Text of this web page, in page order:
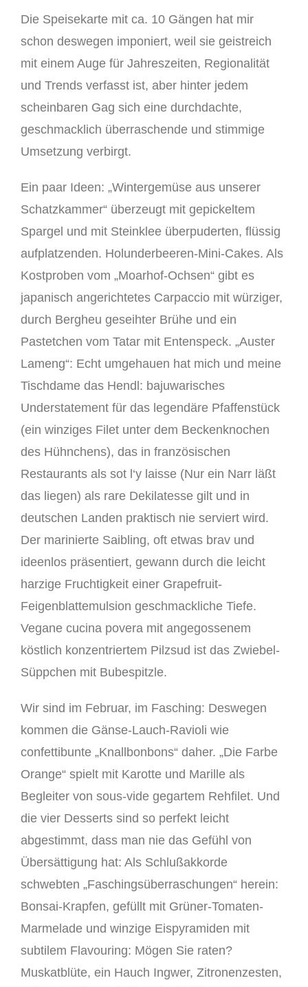
Die Speisekarte mit ca. 10 Gängen hat mir
schon deswegen imponiert, weil sie geistreich
mit einem Auge für Jahreszeiten, Regionalität
und Trends verfasst ist, aber hinter jedem
scheinbaren Gag sich eine durchdachte,
geschmacklich überraschende und stimmige
Umsetzung verbirgt.
Ein paar Ideen: „Wintergemüse aus unserer
Schatzkammer“ überzeugt mit gepickeltem
Spargel und mit Steinklee überpuderten, flüssig
aufplatzenden. Holunderbeeren-Mini-Cakes. Als
Kostproben vom „Moarhof-Ochsen“ gibt es
japanisch angerichtetes Carpaccio mit würziger,
durch Bergheu geseihter Brühe und ein
Pastetchen vom Tatar mit Entenspeck. „Auster
Lameng“: Echt umgehauen hat mich und meine
Tischdame das Hendl: bajuwarisches
Understatement für das legendäre Pfaffenstück
(ein winziges Filet unter dem Beckenknochen
des Hühnchens), das in französischen
Restaurants als sot l‘y laisse (Nur ein Narr läßt
das liegen) als rare Dekilatesse gilt und in
deutschen Landen praktisch nie serviert wird.
Der marinierte Saibling, oft etwas brav und
ideenlos präsentiert, gewann durch die leicht
harzige Fruchtigkeit einer Grapefruit-
Feigenblattemulsion geschmackliche Tiefe.
Vegane cucina povera mit angegossenem
köstlich konzentriertem Pilzsud ist das Zwiebel-
Süppchen mit Bubespitzle.
Wir sind im Februar, im Fasching: Deswegen
kommen die Gänse-Lauch-Ravioli wie
confettibunte „Knallbonbons“ daher. „Die Farbe
Orange“ spielt mit Karotte und Marille als
Begleiter von sous-vide gegartem Rehfilet. Und
die vier Desserts sind so perfekt leicht
abgestimmt, dass man nie das Gefühl von
Übersättigung hat: Als Schlußakkorde
schwebten „Faschingsüberraschungen“ herein:
Bonsai-Krapfen, gefüllt mit Grüner-Tomaten-
Marmelade und winzige Eispyramiden mit
subtilem Flavouring: Mögen Sie raten?
Muskatblüte, ein Hauch Ingwer, Zitronenzesten,